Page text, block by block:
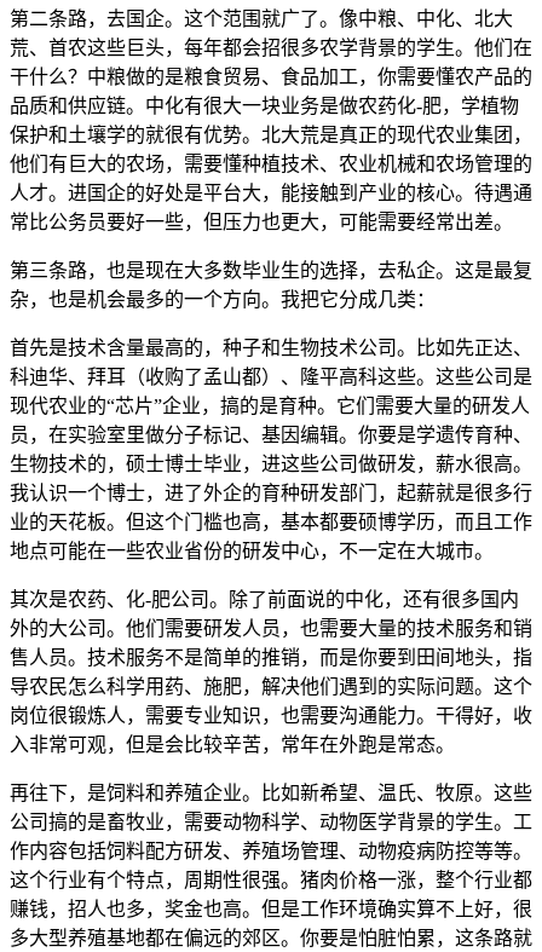
第二条路，去国企。这个范围就广了。像中粮、中化、北大
荒、首农这些巨头，每年都会招很多农学背景的学生。他们在
干什么？中粮做的是粮食贸易、食品加工，你需要懂农产品的
品质和供应链。中化有很大一块业务是做农药化-肥，学植物
保护和土壤学的就很有优势。北大荒是真正的现代农业集团，
他们有巨大的农场，需要懂种植技术、农业机械和农场管理的
人才。进国企的好处是平台大，能接触到产业的核心。待遇通
常比公务员要好一些，但压力也更大，可能需要经常出差。
第三条路，也是现在大多数毕业生的选择，去私企。这是最复
杂，也是机会最多的一个方向。我把它分成几类：
首先是技术含量最高的，种子和生物技术公司。比如先正达、
科迪华、拜耳（收购了孟山都）、隆平高科这些。这些公司是
现代农业的“芯片”企业，搞的是育种。它们需要大量的研发人
员，在实验室里做分子标记、基因编辑。你要是学遗传育种、
生物技术的，硕士博士毕业，进这些公司做研发，薪水很高。
我认识一个博士，进了外企的育种研发部门，起薪就是很多行
业的天花板。但这个门槛也高，基本都要硕博学历，而且工作
地点可能在一些农业省份的研发中心，不一定在大城市。
其次是农药、化-肥公司。除了前面说的中化，还有很多国内
外的大公司。他们需要研发人员，也需要大量的技术服务和销
售人员。技术服务不是简单的推销，而是你要到田间地头，指
导农民怎么科学用药、施肥，解决他们遇到的实际问题。这个
岗位很锻炼人，需要专业知识，也需要沟通能力。干得好，收
入非常可观，但是会比较辛苦，常年在外跑是常态。
再往下，是饲料和养殖企业。比如新希望、温氏、牧原。这些
公司搞的是畜牧业，需要动物科学、动物医学背景的学生。工
作内容包括饲料配方研发、养殖场管理、动物疫病防控等等。
这个行业有个特点，周期性很强。猪肉价格一涨，整个行业都
赚钱，招人也多，奖金也高。但是工作环境确实算不上好，很
多大型养殖基地都在偏远的郊区。你要是怕脏怕累，这条路就